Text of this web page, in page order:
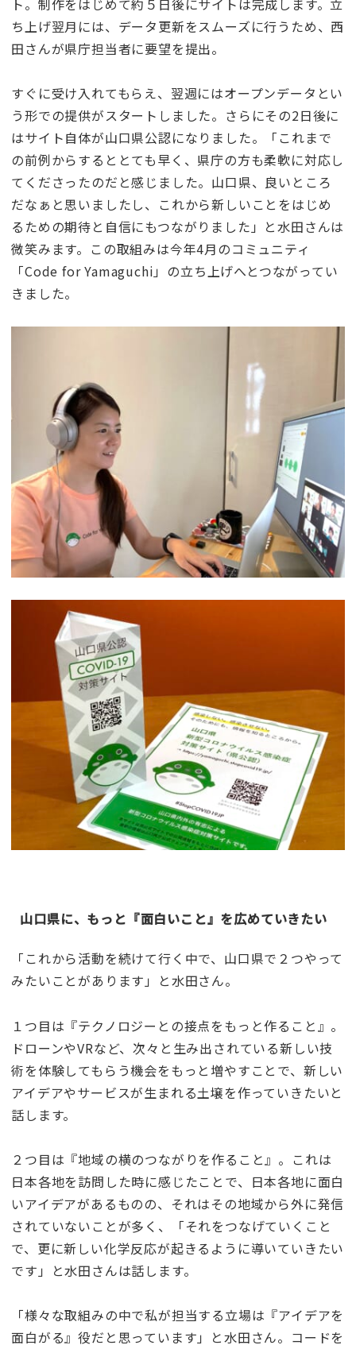
ち上げ翌月には、データ更新をスムーズに行うため、西
田さんが県庁担当者に要望を提出。
すぐに受け入れてもらえ、翌週にはオープンデータとい
う形での提供がスタートしました。さらにその2日後に
はサイト自体が山口県公認になりました。「これまで
の前例からするととても早く、県庁の方も柔軟に対応し
てくださったのだと感じました。山口県、良いところ
だなぁと思いましたし、これから新しいことをはじめ
るための期待と自信にもつながりました」と水田さんは
微笑みます。この取組みは今年4月のコミュニティ
「Code for Yamaguchi」の立ち上げへとつながってい
きました。
山口県に、もっと『面白いこと』を広めていきたい
「これから活動を続けて行く中で、山口県で２つやって
みたいことがあります」と水田さん。
１つ目は『テクノロジーとの接点をもっと作ること』。
ドローンやVRなど、次々と生み出されている新しい技
術を体験してもらう機会をもっと増やすことで、新しい
アイデアやサービスが生まれる土壌を作っていきたいと
話します。
２つ目は『地域の横のつながりを作ること』。これは
日本各地を訪問した時に感じたことで、日本各地に面白
いアイデアがあるものの、それはその地域から外に発信
されていないことが多く、「それをつなげていくこと
で、更に新しい化学反応が起きるように導いていきたい
です」と水田さんは話します。
「様々な取組みの中で私が担当する立場は『アイデアを
面白がる』役だと思っています」と水田さん。コードを